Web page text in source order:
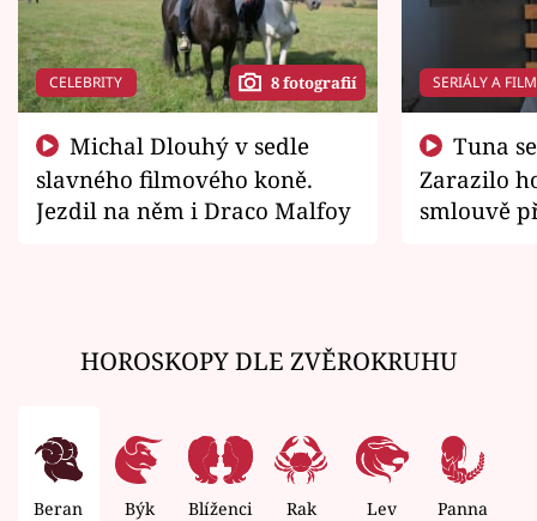
CELEBRITY 8 fotografií
slavného filmového koně.
Jezdil na něm i Draco Malfoy
SERIÁLY A
Zarazilo
smlouvě
HOROSKOPY DLE ZVĚROKRUHU
Beran Býk Blíženci Rak Lev Panna